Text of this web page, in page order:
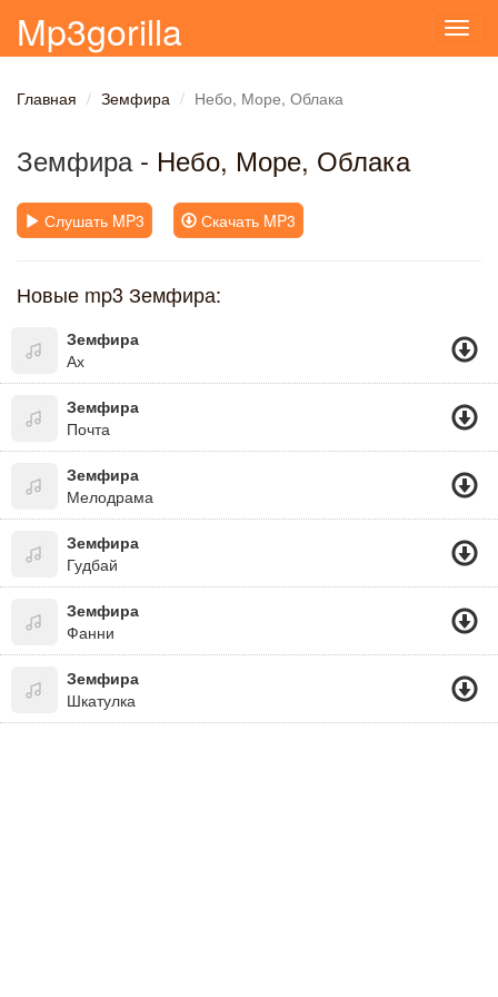
Mp3gorilla
Главная Земфира Небо, Море, Облака
Земфира- Небо, Море, Облака
Слушать MP3 Скачать MP3
Новые mp3 Земфира:
Земфира
Ах
Земфира
Почта
Земфира
Мелодрама
Земфира
Гудбай
Земфира
Фанни
Земфира
Шкатулка